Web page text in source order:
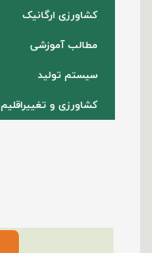
کشاورزی ارگانیک
مطالب آموزشی
سیستم تولید
کشاورزی و تغییراقلیم